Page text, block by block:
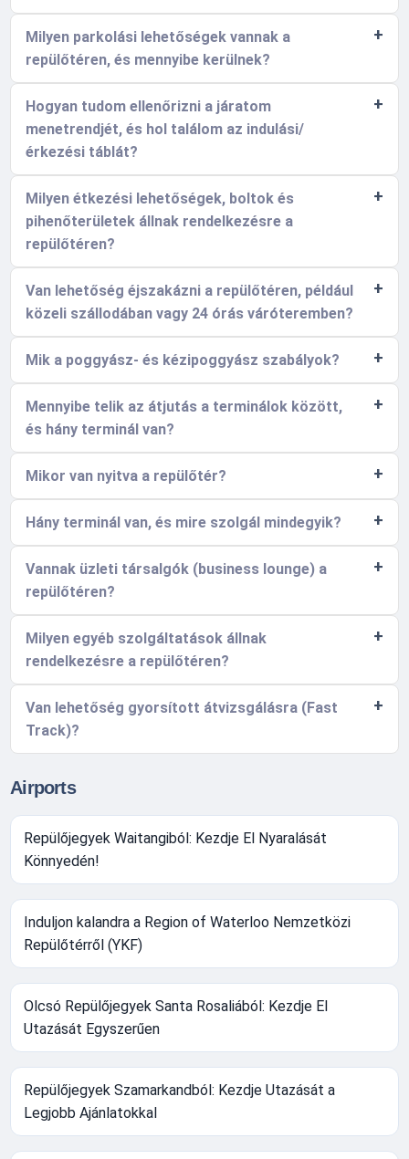
Milyen parkolási lehetőségek vannak a
repülőtéren, és mennyibe kerülnek?
Hogyan tudom ellenőrizni a járatom
menetrendjét, és hol találom az indulási/
érkezési táblát?
Milyen étkezési lehetőségek, boltok és
pihenőterületek állnak rendelkezésre a
repülőtéren?
Van lehetőség éjszakázni a repülőtéren, például
közeli szállodában vagy 24 órás váróteremben?
Mik a poggyász- és kézipoggyász szabályok?
Mennyibe telik az átjutás a terminálok között,
és hány terminál van?
Mikor van nyitva a repülőtér?
Hány terminál van, és mire szolgál mindegyik?
Vannak üzleti társalgók (business lounge) a
repülőtéren?
Milyen egyéb szolgáltatások állnak
rendelkezésre a repülőtéren?
Van lehetőség gyorsított átvizsgálásra (Fast
Track)?
Airports
Repülőjegyek Waitangiból: Kezdje El Nyaralását
Könnyedén!
Induljon kalandra a Region of Waterloo Nemzetközi
Repülőtérről (YKF)
Olcsó Repülőjegyek Santa Rosaliából: Kezdje El
Utazását Egyszerűen
Repülőjegyek Szamarkandból: Kezdje Utazását a
Legjobb Ajánlatokkal